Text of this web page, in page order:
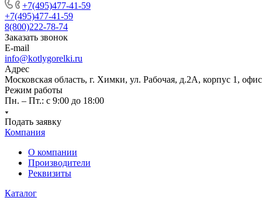
+7(495)477-41-59
+7(495)477-41-59
8(800)222-78-74
Заказать звонок
E-mail
info@kotlygorelki.ru
Адрес
Московская область, г. Химки, ул. Рабочая, д.2А, корпус 1,
Режим работы
Пн. – Пт.: с 9:00 до 18:00
Подать заявку
Компания
О компании
Производители
Реквизиты
Каталог